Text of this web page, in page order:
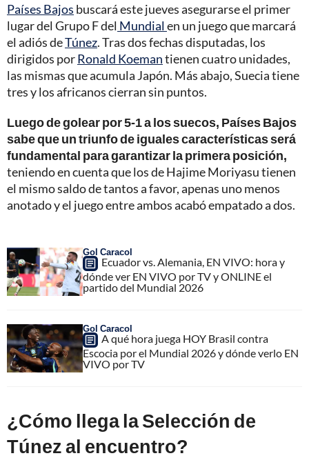
Países Bajos buscará este jueves asegurarse el primer
lugar del Grupo F del Mundialen un juego que marcará
el adiós deTúnez. Tras dos fechas disputadas, los
dirigidos porRonald Koemantienen cuatro unidades,
las mismas que acumula Japón. Más abajo, Suecia tiene
tres y los africanos cierran sin puntos.
Luego de golear por 5-1 a los suecos, Países Bajos
sabe que un triunfo de iguales características será
fundamental para garantizar la primera posición,
teniendo en cuenta que los de Hajime Moriyasu tienen
el mismo saldo de tantos a favor, apenas uno menos
anotado y el juego entre ambos acabó empatado a dos.
Gol Caracol
Ecuador vs. Alemania, EN VIVO: hora y
dónde ver EN VIVO por TV y ONLINE el
partido del Mundial 2026
Gol Caracol
A qué hora juega HOY Brasil contra
Escocia por el Mundial 2026 y dónde verlo EN
VIVO por TV
¿Cómo llega la Selección de
Túnez al encuentro?